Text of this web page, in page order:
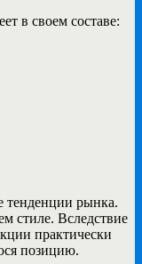
в своем составе:
тенденции рынка.
стиле. Вследствие
практически
позицию.